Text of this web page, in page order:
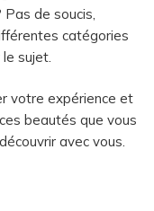
de soucis,
catégories
sujet.
votre expérience et
beautés que vous
avec vous.